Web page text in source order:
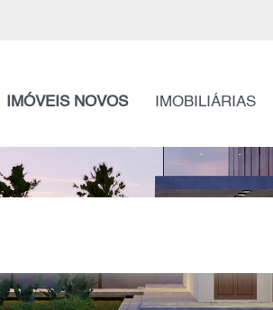
IMÓVEIS NOVOS IMOBILIÁRIAS